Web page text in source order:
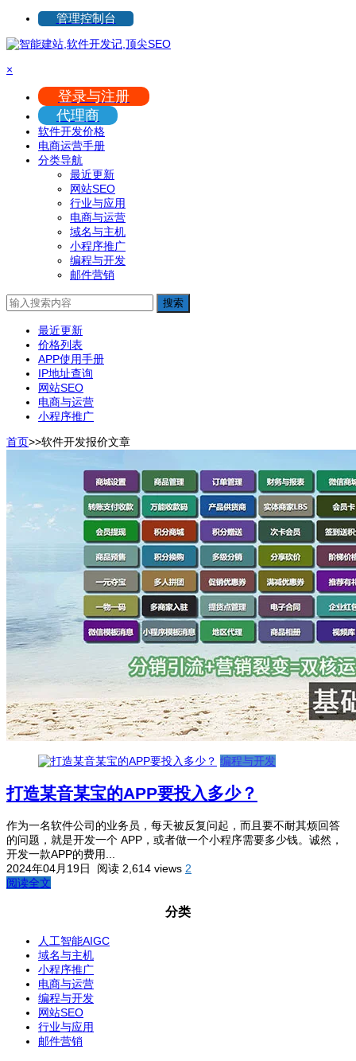
管理控制台
×
登录与注册
代理商
软件开发价格
电商运营手册
分类导航
最近更新
网站SEO
行业与应用
电商与运营
域名与主机
小程序推广
编程与开发
邮件营销
搜索
最近更新
价格列表
APP使用手册
IP地址查询
网站SEO
电商与运营
小程序推广
首页>>软件开发报价文章
编程与开发
打造某音某宝的APP要投入多少？
作为一名软件公司的业务员，每天被反复问起，而且要不耐其烦回答
的问题，就是开发一个 APP，或者做一个小程序需要多少钱。诚然，
开发一款APP的费用...
2024年04月19日
阅读 2,614 views 2
阅读全文
分类
人工智能AIGC
域名与主机
小程序推广
电商与运营
编程与开发
网站SEO
行业与应用
邮件营销